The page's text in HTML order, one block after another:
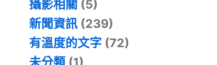
攝影相關 (5)
新聞資訊 (239)
有溫度的文字 (72)